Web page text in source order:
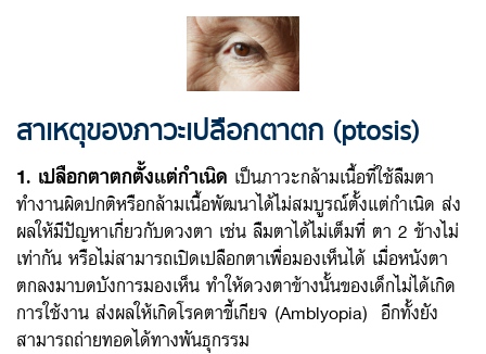
สาเหตุของภาวะเปลือกตาตก (ptosis)
1. เปลือกตาตกตั้งแต่กำเนิด เป็นภาวะกล้ามเนื้อที่ใช้ลืมตา
ทำงานผิดปกติหรือกล้ามเนื้อพัฒนาได้ไม่สมบูรณ์ตั้งแต่กำเนิด ส่ง
ผลให้มีปัญหาเกี่ยวกับดวงตา เช่น ลืมตาได้ไม่เต็มที่ ตา 2 ข้างไม่
เท่ากัน หรือไม่สามารถเปิดเปลือกตาเพื่อมองเห็นได้ เมื่อหนังตา
ตกลงมาบดบังการมองเห็น ทำให้ดวงตาข้างนั้นของเด็กไม่ได้เกิด
การใช้งาน ส่งผลให้เกิดโรคตาขี้เกียจ (Amblyopia) อีกทั้งยัง
สามารถถ่ายทอดได้ทางพันธุกรรม